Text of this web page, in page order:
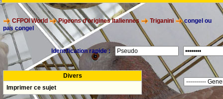
CFPOI World Pigeons d'origines Italiennes Triganini
congel ou
pas congel
Identification rapide :
Divers
Imprimer ce sujet